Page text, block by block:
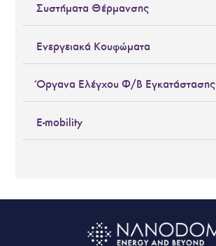
Συστήματα Θέρμανσης
Ενεργειακά Κουφώματα
Όργανα Ελέγχου Φ/Β Εγκατάστασης
E-mobility